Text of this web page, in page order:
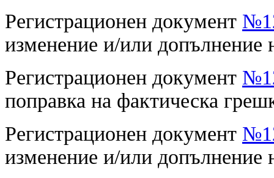
Регистрационен документ
изменение и/или
Регистрационен документ
поправка на фактическа
Регистрационен документ
изменение и/или